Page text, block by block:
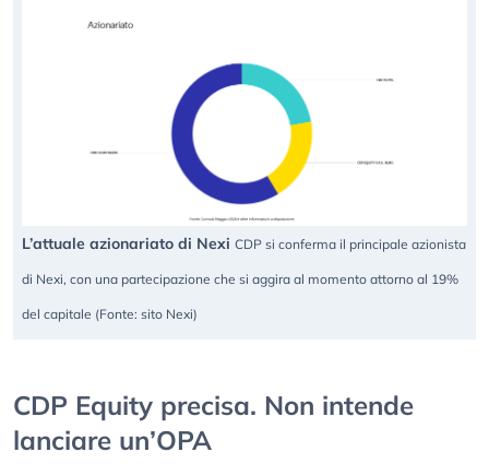
L’attuale azionariato di Nexi CDP si conferma il principale azionista
di Nexi, con una partecipazione che si aggira al momento attorno al 19%
del capitale (Fonte: sito Nexi)
CDP Equity precisa. Non intende
lanciare un’OPA